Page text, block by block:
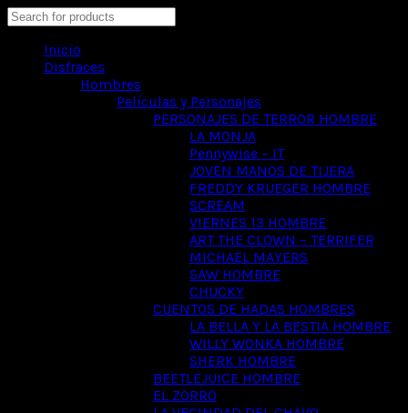
Inicio
Disfraces
Hombres
Películas y Personajes
PERSONAJES DE TERROR HOMBRE
LA MONJA
Pennywise – IT
JOVEN MANOS DE TIJERA
FREDDY KRUEGER HOMBRE
SCREAM
VIERNES 13 HOMBRE
ART THE CLOWN – TERRIFER
MICHAEL MAYERS
SAW HOMBRE
CHUCKY
CUENTOS DE HADAS HOMBRES
LA BELLA Y LA BESTIA HOMBRE
WILLY WONKA HOMBRE
SHERK HOMBRE
BEETLEJUICE HOMBRE
EL ZORRO